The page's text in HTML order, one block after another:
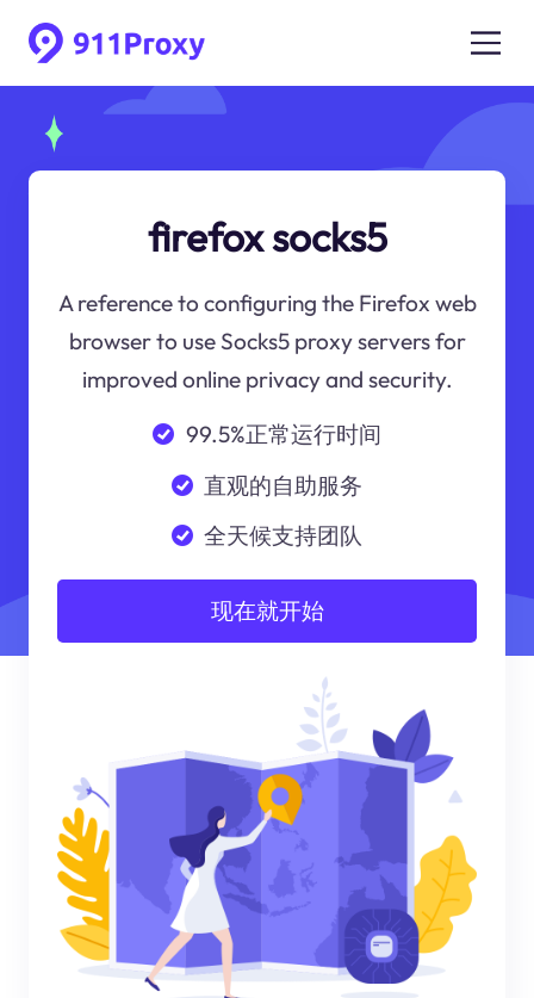
firefox socks5
A reference to configuring the Firefox web
browser to use Socks5 proxy servers for
improved online privacy and security.
99.5%正常运行时间
直观的自助服务
全天候支持团队
现在就开始